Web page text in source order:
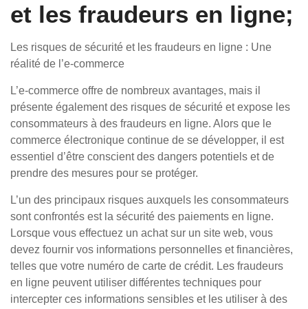
et les fraudeurs en ligne;
Les risques de sécurité et les fraudeurs en ligne : Une
réalité de l’e-commerce
L’e-commerce offre de nombreux avantages, mais il
présente également des risques de sécurité et expose les
consommateurs à des fraudeurs en ligne. Alors que le
commerce électronique continue de se développer, il est
essentiel d’être conscient des dangers potentiels et de
prendre des mesures pour se protéger.
L’un des principaux risques auxquels les consommateurs
sont confrontés est la sécurité des paiements en ligne.
Lorsque vous effectuez un achat sur un site web, vous
devez fournir vos informations personnelles et financières,
telles que votre numéro de carte de crédit. Les fraudeurs
en ligne peuvent utiliser différentes techniques pour
intercepter ces informations sensibles et les utiliser à des